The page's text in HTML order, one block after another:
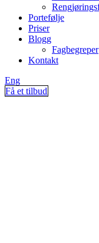
Portefølje
Priser
Blogg
Fagbegreper
Kontakt
Eng
Få et tilbud